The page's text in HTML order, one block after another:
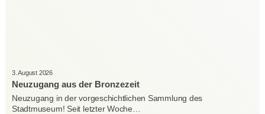
3. August 2026
Neuzugang aus der Bronzezeit
Neuzugang in der vorgeschichtlichen Sammlung des
Stadtmuseum! Seit letzter Woche…